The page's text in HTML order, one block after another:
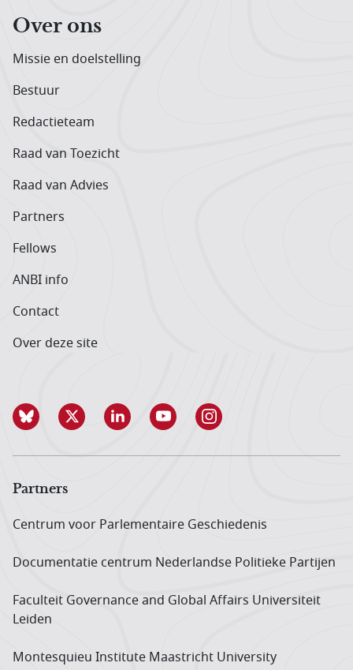
Over ons
Missie en doelstelling
Bestuur
Redactieteam
Raad van Toezicht
Raad van Advies
Partners
Fellows
ANBI info
Contact
Over deze site
Partners
Centrum voor Parlementaire Geschiedenis
Documentatie centrum Neder­landse Politieke Partijen
Faculteit Governance and Global Affairs Universiteit
Leiden
Montesquieu Institute Maastricht University